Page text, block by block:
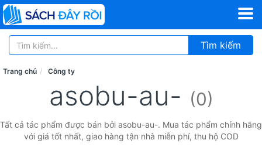
Tìm kiếm
Trang chủ Công ty
asobu-au- (0)
Tất cả tác phẩm được bán bởi asobu-au-. Mua tác phẩm chính hãng
với giá tốt nhất, giao hàng tận nhà miễn phí, thu hộ COD